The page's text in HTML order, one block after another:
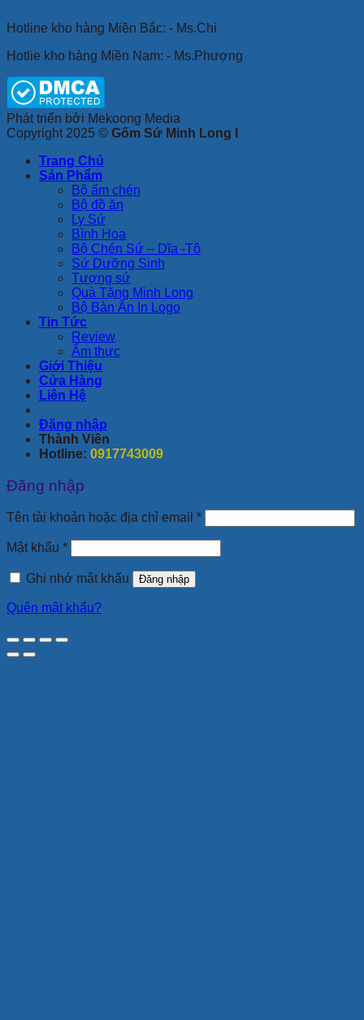
Hotline kho hàng Miền Bắc: - Ms.Chi
Hotlie kho hàng Miền Nam: - Ms.Phượng
Phát triển bởi Mekoong Media
Copyright 2025 © Gốm Sứ Minh Long I
Trang Chủ
Sản Phẩm
Bộ ấm chén
Bộ đồ ăn
Ly Sứ
Bình Hoa
Bộ Chén Sứ – Dĩa -Tô
Sứ Dưỡng Sinh
Tượng sứ
Quà Tặng Minh Long
Bộ Bàn Ăn In Logo
Tin Tức
Review
Ẩm thực
Giới Thiệu
Cửa Hàng
Liên Hệ
Đăng nhập
Thành Viên
Hotline: 0917743009
Đăng nhập
Tên tài khoản hoặc địa chỉ email *Bắt
buộc
Mật khẩu *Bắt
buộc
Ghi nhớ mật khẩu
Đăng nhập
Quên mật khẩu?